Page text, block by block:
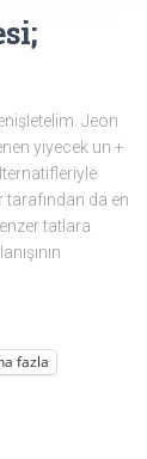
Jeon
yiyecek un +
tarafından da en
tatlara
fazla